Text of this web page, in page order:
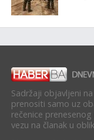
Sadržaji objavljeni
prenositi samo uz
rečenice
vezu na članak u